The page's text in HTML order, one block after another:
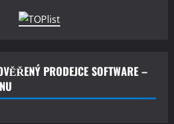
PRODEJCE SOFTWARE –